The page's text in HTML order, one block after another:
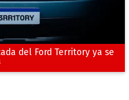
del Ford Territory ya se